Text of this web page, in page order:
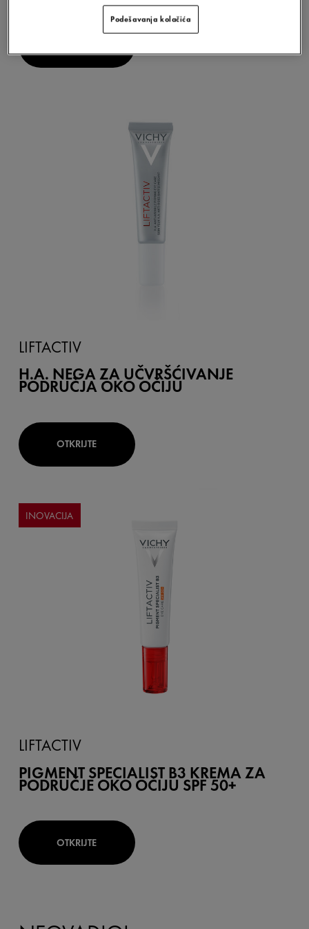
LIFTACTIV
H.A. NEGA ZA UČVRŠĆIVANJE
PODRUČJA OKO OČIJU
OTKRIJTE
INOVACIJA
LIFTACTIV
PIGMENT SPECIALIST B3 KREMA ZA
PODRUČJE OKO OČIJU SPF 50+
OTKRIJTE
Podešavanja kolačića